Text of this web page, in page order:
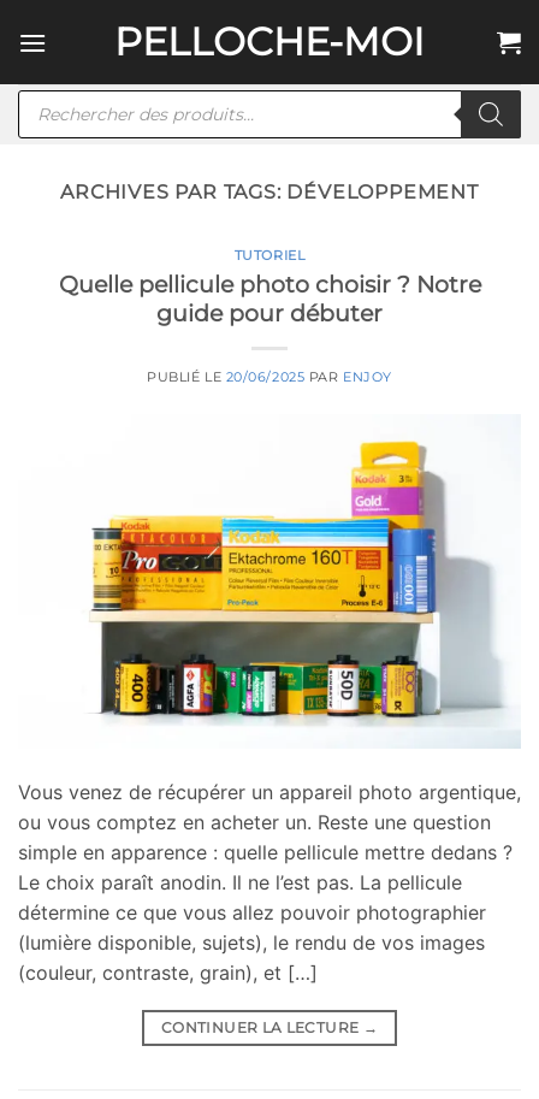
au
PELLOCHE-MOI
Recherche
ARCHIVES PAR TAGS: DÉVELOPPEMENT
TUTORIEL
Quelle pellicule photo choisir ? Notre
guide pour débuter
PUBLIÉ LE 20/06/2025 PAR ENJOY
Vous venez de récupérer un appareil photo argentique,
ou vous comptez en acheter un. Reste une question
simple en apparence : quelle pellicule mettre dedans ?
Le choix paraît anodin. Il ne l’est pas. La pellicule
détermine ce que vous allez pouvoir photographier
(lumière disponible, sujets), le rendu de vos images
(couleur, contraste, grain), et […]
CONTINUER LA LECTURE →